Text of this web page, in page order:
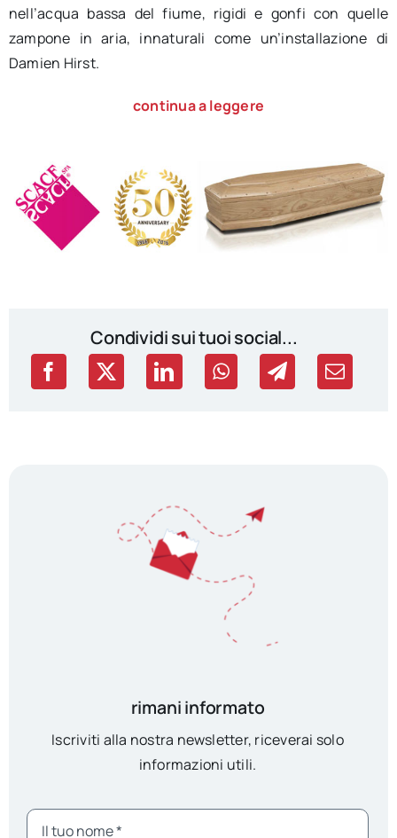
nell’acqua bassa del fiume, rigidi e gonfi con quelle
zampone in aria, innaturali come un’installazione di
Damien Hirst.
continua a leggere
Condividi sui tuoi social...
rimani informato
Iscriviti alla nostra newsletter, riceverai solo
informazioni utili.